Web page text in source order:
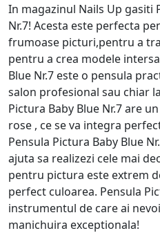
In magazinul Nails Up gasiti
Nr.7! Acesta este perfecta
frumoase picturi,pentru a
pentru a crea modele
Blue Nr.7 este o pensula
salon profesional sau chiar
Pictura Baby Blue Nr.7 are
rose , ce se va integra
Pensula Pictura Baby Blue
ajuta sa realizezi cele mai
pentru pictura este extrem
perfect culoarea. Pensula
instrumentul de care ai
manichuira exceptionala!